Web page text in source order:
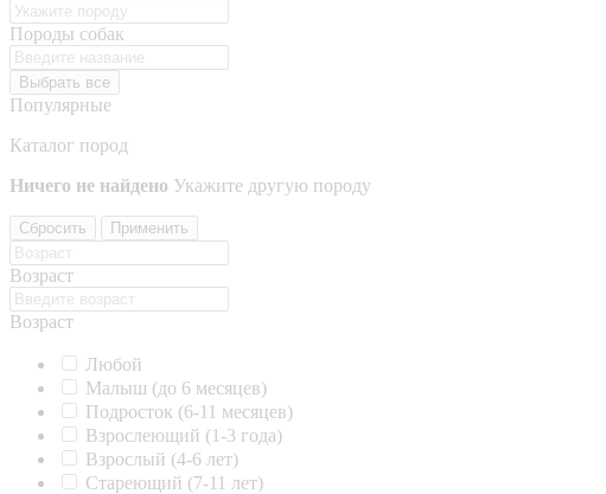
Породы собак
Выбрать все
Популярные
Каталог пород
Ничего не найдено Укажите другую породу
Сбросить Применить
Возраст
Возраст
Любой
Малыш (до 6 месяцев)
Подросток (6-11 месяцев)
Взрослеющий (1-3 года)
Взрослый (4-6 лет)
Стареющий (7-11 лет)